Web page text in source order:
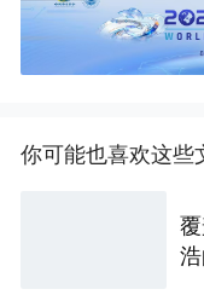
你可能也喜欢这些